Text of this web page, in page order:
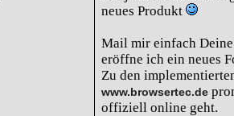
neues Produkt
Mail mir einfach
eröffne ich ein neues
Zu den
www.browsertec.de
offiziell online geht.